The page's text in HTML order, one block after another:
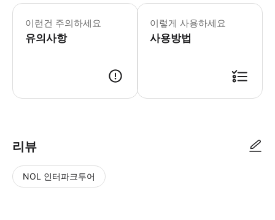
이런건 주의하세요
유의사항
이렇게 사용하세요
사용방법
리뷰
NOL 인터파크투어